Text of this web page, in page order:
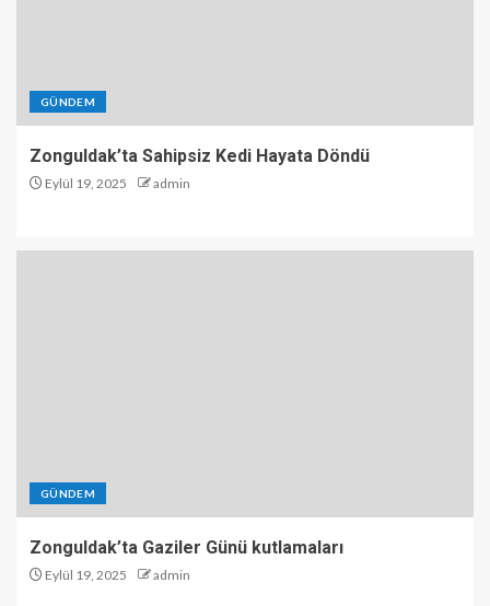
GÜNDEM
Zonguldak’ta Sahipsiz Kedi Hayata Döndü
Eylül 19, 2025 admin
GÜNDEM
Zonguldak’ta Gaziler Günü kutlamaları
Eylül 19, 2025 admin